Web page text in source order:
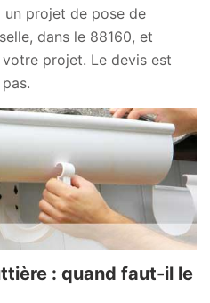
projet de pose de
dans le 88160, et
projet. Le devis est
: quand faut-il le